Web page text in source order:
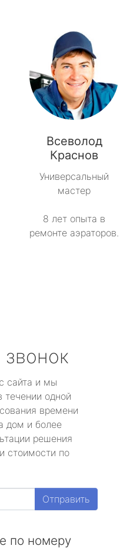
Всеволод
Краснов
Универсальный
мастер
8 лет опыта в
ремонте аэраторов.
звонок
сайта и мы
одной
времени
дом и более
решения
стоимости по
Отправить
по номеру